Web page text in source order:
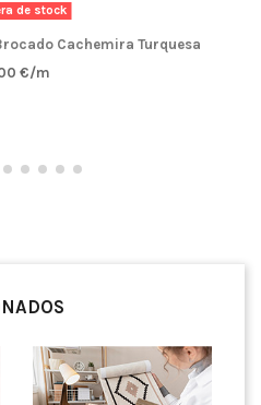
de stock
Cachemira Turquesa
€/m